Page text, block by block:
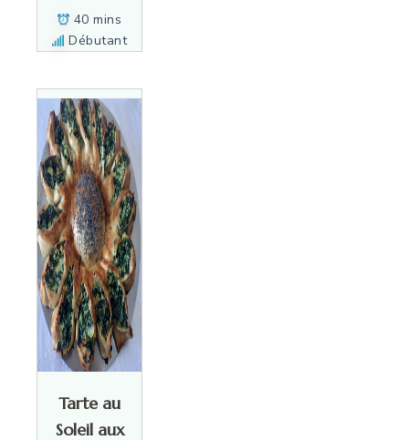
40 mins
Débutant
Tarte au
Soleil aux